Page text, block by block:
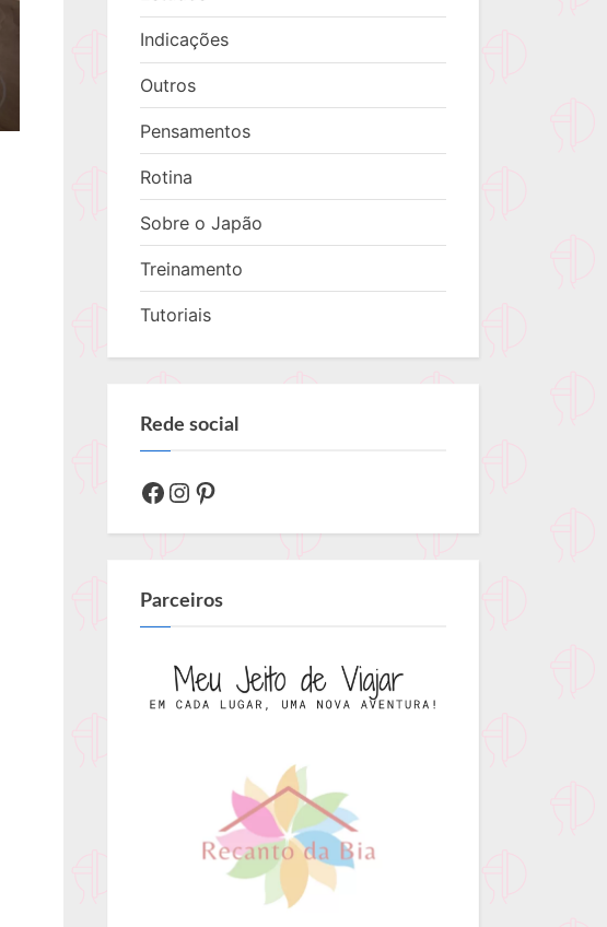
Indicações
Outros
Pensamentos
Rotina
Sobre o Japão
Treinamento
Tutoriais
Rede social
Facebook
Instagram
Pinterest
Parceiros